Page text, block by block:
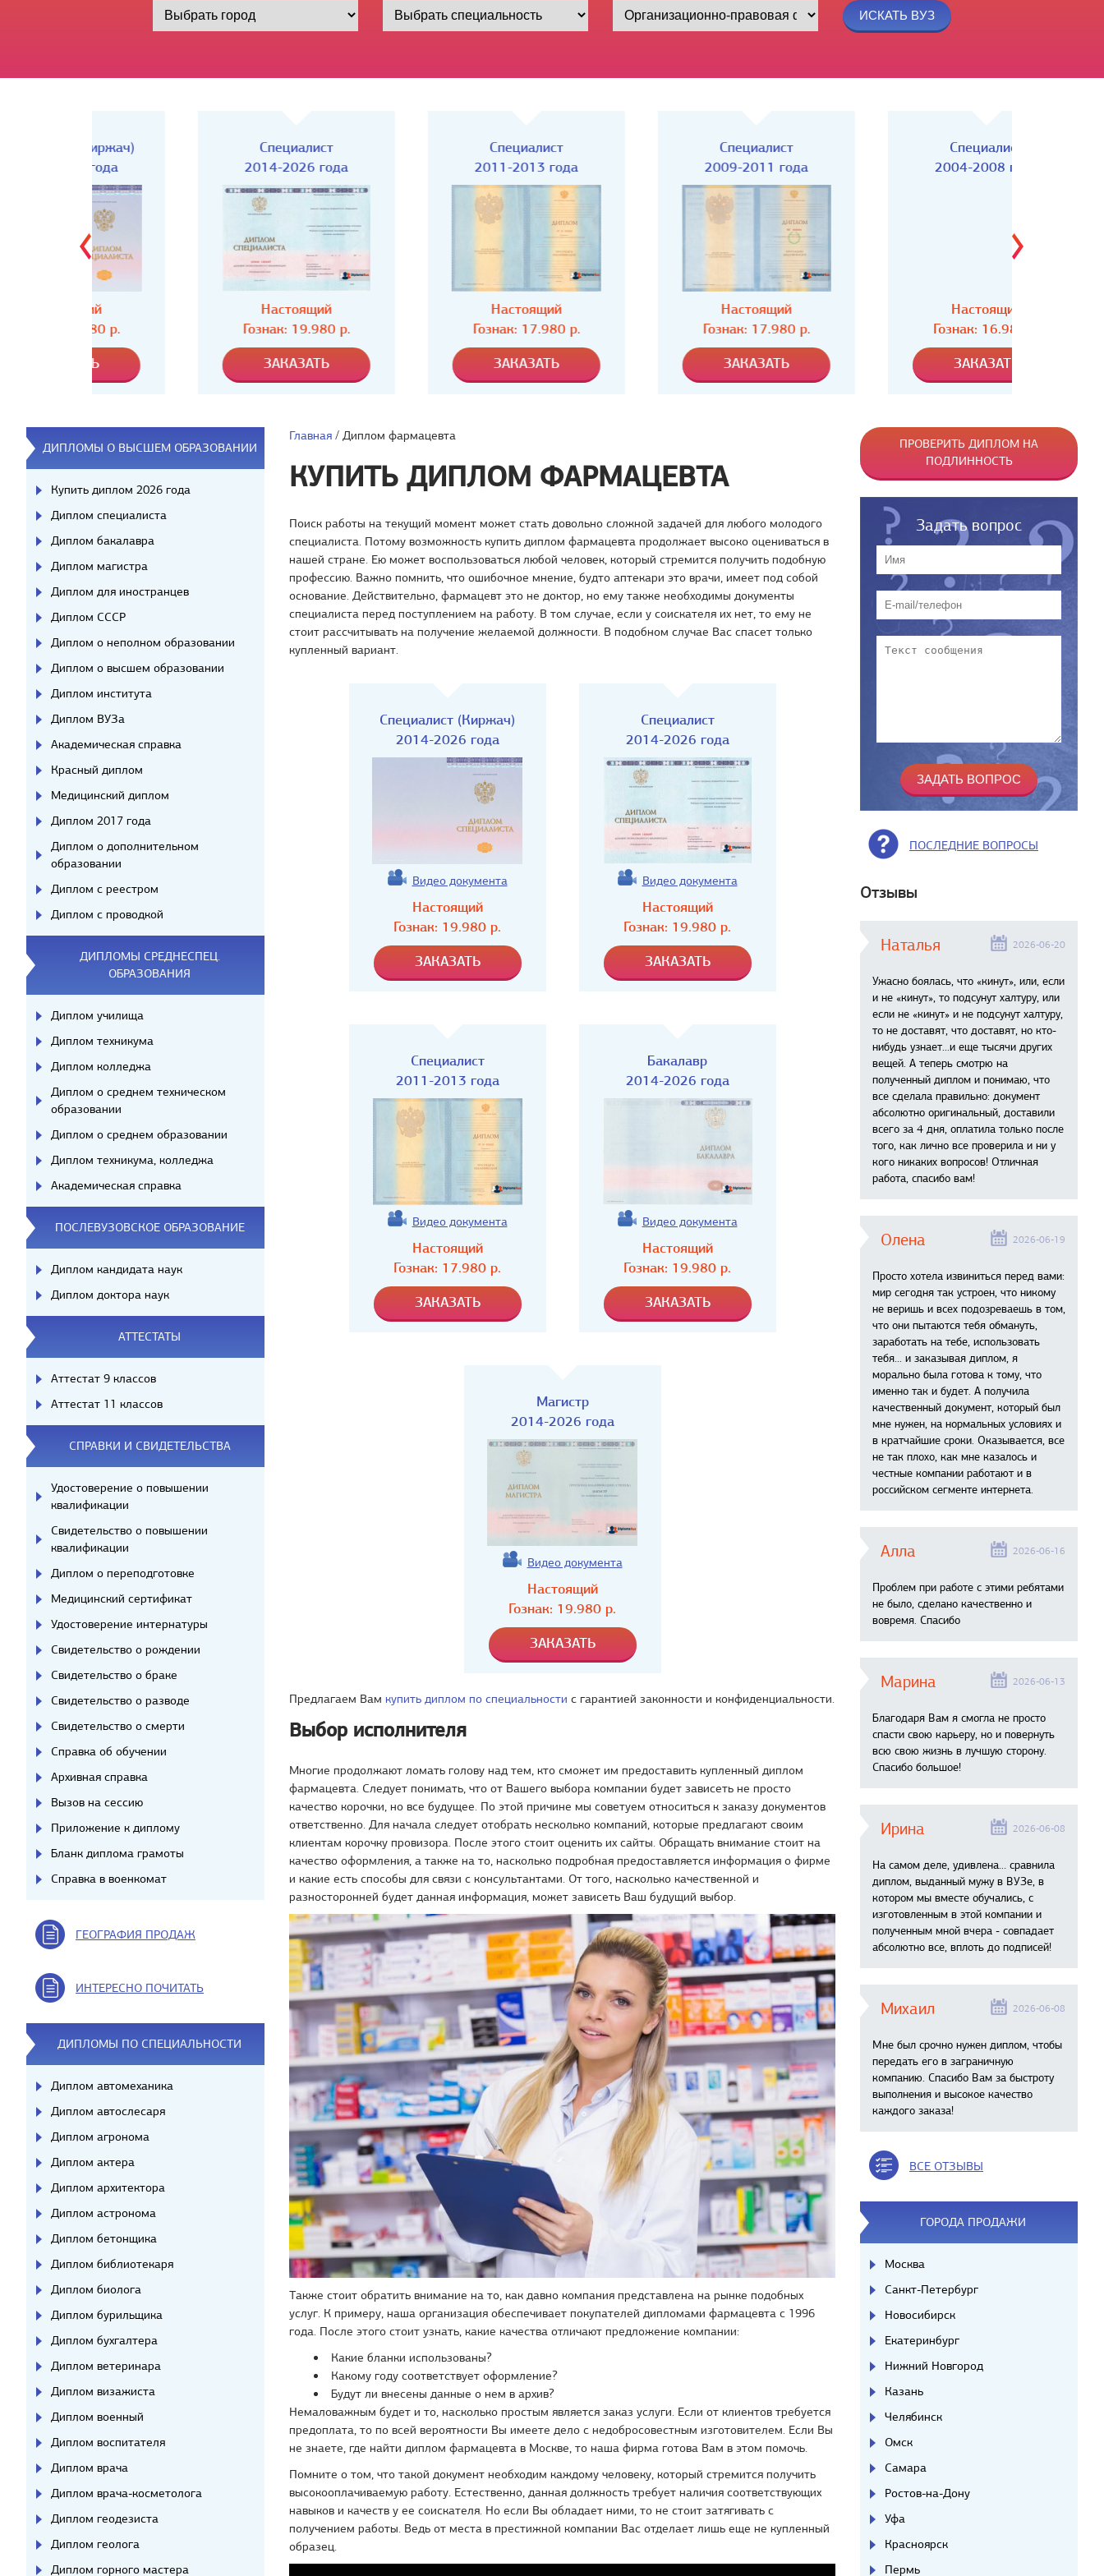
2014-2026 года
Гознак: 19.980 р.
2011-2013 года
Гознак: 17.980 р.
2009-2011 года
Гознак: 17.980 р.
2004-2008 года
Гознак: 16.980 р.
Главная / Диплом фармацевта
КУПИТЬ ДИПЛОМ ФАРМАЦЕВТА
Поиск работы на текущий момент может стать довольно сложной задачей для любого молодого
специалиста. Потому возможность купить диплом фармацевта продолжает высоко оцениваться в
нашей стране. Ею может воспользоваться любой человек, который стремится получить подобную
профессию. Важно помнить, что ошибочное мнение, будто аптекари это врачи, имеет под собой
основание. Действительно, фармацевт это не доктор, но ему также необходимы документы
специалиста перед поступлением на работу. В том случае, если у соискателя их нет, то ему не
стоит рассчитывать на получение желаемой должности. В подобном случае Вас спасет только
купленный вариант.
Специалист (Киржач)
2014-2026 года
Видео документа
Настоящий
Гознак: 19.980 р.
Специалист
2014-2026 года
Видео документа
Настоящий
Гознак: 19.980 р.
Специалист
2011-2013 года
Видео документа
Настоящий
Гознак: 17.980 р.
Бакалавр
2014-2026 года
Видео документа
Настоящий
Гознак: 19.980 р.
Магистр
2014-2026 года
Видео документа
Настоящий
Гознак: 19.980 р.
Предлагаем Вам купить диплом по специальности с гарантией законности и конфиденциальности.
Выбор исполнителя
Многие продолжают ломать голову над тем, кто сможет им предоставить купленный диплом
фармацевта. Следует понимать, что от Вашего выбора компании будет зависеть не просто
качество корочки, но все будущее. По этой причине мы советуем относиться к заказу документов
ответственно. Для начала следует отобрать несколько компаний, которые предлагают своим
клиентам корочку провизора. После этого стоит оценить их сайты. Обращать внимание стоит на
качество оформления, а также на то, насколько подробная предоставляется информация о фирме
и какие есть способы для связи с консультантами. От того, насколько качественной и
разносторонней будет данная информация, может зависеть Ваш будущий выбор.
Также стоит обратить внимание на то, как давно компания представлена на рынке подобных
услуг. К примеру, наша организация обеспечивает покупателей дипломами фармацевта с 1996
года. После этого стоит узнать, какие качества отличают предложение компании:
Какие бланки использованы?
Какому году соответствует оформление?
Будут ли внесены данные о нем в архив?
Немаловажным будет и то, насколько простым является заказ услуги. Если от клиентов требуется
предоплата, то по всей вероятности Вы имеете дело с недобросовестным изготовителем. Если Вы
не знаете, где найти диплом фармацевта в Москве, то наша фирма готова Вам в этом помочь.
Помните о том, что такой документ необходим каждому человеку, который стремится получить
высокооплачиваемую работу. Естественно, данная должность требует наличия соответствующих
навыков и качеств у ее соискателя. Но если Вы обладает ними, то не стоит затягивать с
получением работы. Ведь от места в престижной компании Вас отделает лишь еще не купленный
образец.
ДИПЛОМЫ О ВЫСШЕМ ОБРАЗОВАНИИ
Купить диплом 2026 года
Диплом специалиста
Диплом бакалавра
Диплом магистра
Диплом для иностранцев
Диплом СССР
Диплом о неполном образовании
Диплом о высшем образовании
Диплом института
Диплом ВУЗа
Академическая справка
Красный диплом
Медицинский диплом
Диплом 2017 года
Диплом о дополнительном
образовании
Диплом с реестром
Диплом с проводкой
ДИПЛОМЫ СРЕДНЕСПЕЦ.
ОБРАЗОВАНИЯ
Диплом училища
Диплом техникума
Диплом колледжа
Диплом о среднем техническом
образовании
Диплом о среднем образовании
Диплом техникума, колледжа
Академическая справка
ПОСЛЕВУЗОВСКОЕ ОБРАЗОВАНИЕ
Диплом кандидата наук
Диплом доктора наук
АТТЕСТАТЫ
Аттестат 9 классов
Аттестат 11 классов
СПРАВКИ И СВИДЕТЕЛЬСТВА
Удостоверение о повышении
квалификации
Свидетельство о повышении
квалификации
Диплом о переподготовке
Медицинский сертификат
Удостоверение интернатуры
Свидетельство о рождении
Свидетельство о браке
Свидетельство о разводе
Свидетельство о смерти
Справка об обучении
Архивная справка
Вызов на сессию
Приложение к диплому
Бланк диплома грамоты
Справка в военкомат
ГЕОГРАФИЯ ПРОДАЖ
ИНТЕРЕСНО ПОЧИТАТЬ
ДИПЛОМЫ ПО СПЕЦИАЛЬНОСТИ
Диплом автомеханика
Диплом автослесаря
Диплом агронома
Диплом актера
Диплом архитектора
Диплом астронома
Диплом бетонщика
Диплом библиотекаря
Диплом биолога
Диплом бурильщика
Диплом бухгалтера
Диплом ветеринара
Диплом визажиста
Диплом военный
Диплом воспитателя
Диплом врача
Диплом врача-косметолога
Диплом геодезиста
Диплом геолога
Диплом горного мастера
ПРОВЕРИТЬ ДИПЛОМ НА
ПОДЛИННОСТЬ
Задать вопрос
ПОСЛЕДНИЕ ВОПРОСЫ
Отзывы
Наталья 2026-06-20
Ужасно боялась, что «кинут», или, если
и не «кинут», то подсунут халтуру, или
если не «кинут» и не подсунут халтуру,
то не доставят, что доставят, но кто-
нибудь узнает...и еще тысячи других
вещей. А теперь смотрю на
полученный диплом и понимаю, что
все сделала правильно: документ
абсолютно оригинальный, доставили
всего за 4 дня, оплатила только после
того, как лично все проверила и ни у
кого никаких вопросов! Отличная
работа, спасибо вам!
Олена 2026-06-19
Просто хотела извиниться перед вами:
мир сегодня так устроен, что никому
не веришь и всех подозреваешь в том,
что они пытаются тебя обмануть,
заработать на тебе, использовать
тебя... и заказывая диплом, я
морально была готова к тому, что
именно так и будет. А получила
качественный документ, который был
мне нужен, на нормальных условиях и
в кратчайшие сроки. Оказывается, все
не так плохо, как мне казалось и
честные компании работают и в
российском сегменте интернета.
Алла 2026-06-16
Проблем при работе с этими ребятами
не было, сделано качественно и
вовремя. Спасибо
Марина 2026-06-13
Благодаря Вам я смогла не просто
спасти свою карьеру, но и повернуть
всю свою жизнь в лучшую сторону.
Спасибо большое!
Ирина 2026-06-08
На самом деле, удивлена… сравнила
диплом, выданный мужу в ВУЗе, в
котором мы вместе обучались, с
изготовленным в этой компании и
полученным мной вчера - совпадает
абсолютно все, вплоть до подписей!
Михаил 2026-06-08
Мне был срочно нужен диплом, чтобы
передать его в заграничную
компанию. Спасибо Вам за быстроту
выполнения и высокое качество
каждого заказа!
ВСЕ ОТЗЫВЫ
ГОРОДА ПРОДАЖИ
Москва
Санкт-Петербург
Новосибирск
Екатеринбург
Нижний Новгород
Казань
Челябинск
Омск
Самара
Ростов-на-Дону
Уфа
Красноярск
Пермь